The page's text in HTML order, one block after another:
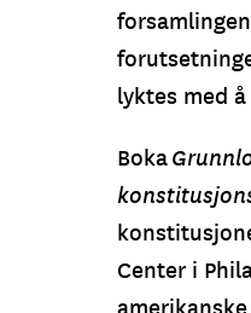
lyktes med
Boka
Center i